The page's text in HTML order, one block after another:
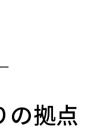
の拠点